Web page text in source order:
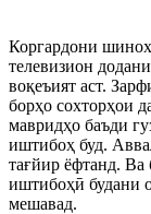
Коргардони
телевизион
воқеъият аст.
борҳо сохторҳои
мавридҳо баъди
иштибоҳ буд.
тағйир ёфтанд. Ва
иштибоҳӣ будани
мешавад.